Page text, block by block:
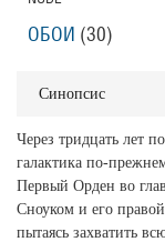
Синопсис
Через тридцать лет
галактика по-
Первый Орден во
Сноуком и его
пытаясь захватить
ОБОИ (30)